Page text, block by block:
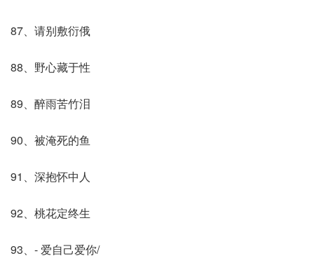
87、请别敷衍俄
88、野心藏于性
89、醉雨苦竹泪
90、被淹死的鱼
91、深抱怀中人
92、桃花定终生
93、- 爱自己爱你/